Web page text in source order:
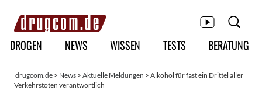
Hauptmenü
DROGEN NEWS WISSEN TESTS BERATUNG
drugcom.de > News > Aktuelle Meldungen > Alkohol für fast ein Drittel aller
Verkehrstoten verantwortlich